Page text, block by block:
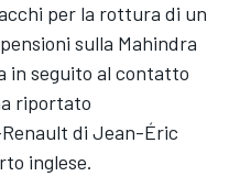
per la rottura di un
sulla Mahindra
in seguito al contatto
riportato
di Jean-Éric
inglese.